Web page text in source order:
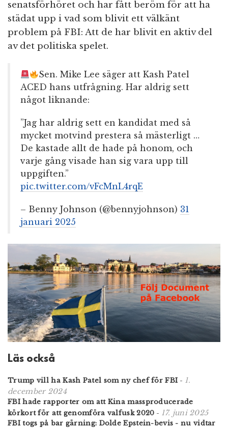
senatsförhöret och har fått beröm för att ha
städat upp i vad som blivit ett välkänt
problem på FBI: Att de har blivit en aktiv del
av det politiska spelet.
Sen. Mike Lee säger att Kash Patel
ACED hans utfrågning. Har aldrig sett
något liknande:
”Jag har aldrig sett en kandidat med så
mycket motvind prestera så mästerligt …
De kastade allt de hade på honom, och
varje gång visade han sig vara upp till
uppgiften.”
pic.twitter.com/vFcMnL4rqE
– Benny Johnson (@bennyjohnson) 31
januari 2025
Läs också
Trump vill ha Kash Patel som ny chef för FBI - 1.
december 2024
FBI hade rapporter om att Kina massproducerade
körkort för att genomföra valfusk 2020 - 17. juni 2025
FBI togs på bar gärning: Dolde Epstein-bevis - nu vidtar